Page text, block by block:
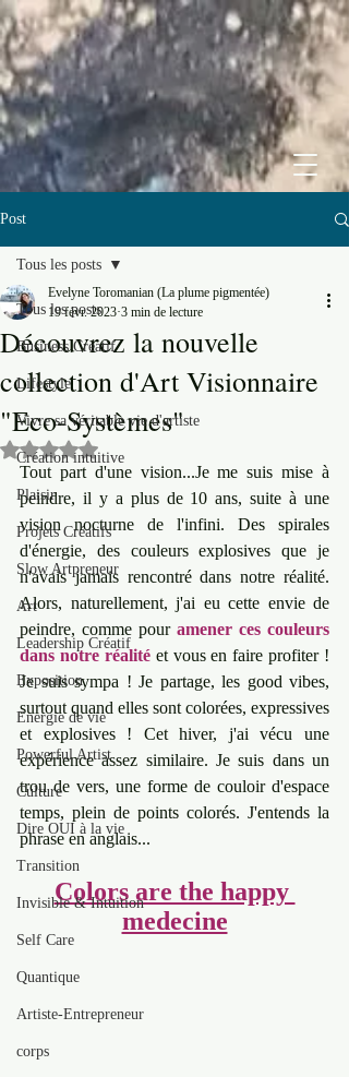
Post
Tous les posts
Business Créatif
Lifestyle
Vivre sa véritable vie d'artiste
Création intuitive
Plaisir
Projets Créatifs
Slow Artpreneur
Art
Leadership Créatif
Exposition
Energie de vie
Powerful Artist
Culture
Dire OUI à la vie
Transition
Invisible & Intuition
Self Care
Quantique
Artiste-Entrepreneur
corps
Tous les posts
Découvrez la nouvelle
collection d'Art Visionnaire
"Eco-Systèmes"
Evelyne Toromanian (La plume pigmentée)
19 févr. 2023 3 min de lecture
Noté NaN étoiles sur 5.
Tout part d'une vision...Je me suis mise à
peindre, il y a plus de 10 ans, suite à une
vision nocturne de l'infini. Des spirales
d'énergie, des couleurs explosives que je
n'avais jamais rencontré dans notre réalité.
Alors, naturellement, j'ai eu cette envie de
peindre, comme pour amener ces couleurs
dans notre réalité et vous en faire profiter !
Je suis sympa ! Je partage, les good vibes,
surtout quand elles sont colorées, expressives
et explosives ! Cet hiver, j'ai vécu une
expérience assez similaire. Je suis dans un
trou de vers, une forme de couloir d'espace
temps, plein de points colorés. J'entends la
phrase en anglais...
Colors are the happy
medecine